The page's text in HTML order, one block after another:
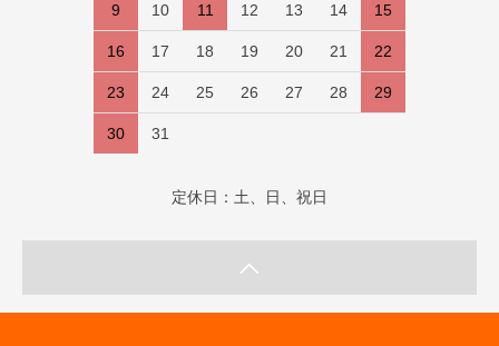
9 10 11 12 13 14 15
16 17 18 19 20 21 22
23 24 25 26 27 28 29
30 31
定休日：土、日、祝日